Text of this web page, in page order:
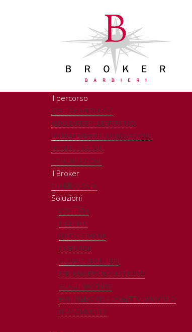
Il percorso
REALTÀ E APPROCCIO
ALDO BARBIERI: L’ESPERIENZA
MICHELE BARBIERI: L’INNOVAZIONE
MISSION E VALORI
COMUNICAZIONE
Il Broker
CHI È E COSA FA
Soluzioni
L'OFFERTA
INCENDIO
FURTO E RAPINA
CYBER RISK
GLOBALE GIOIELLIERI
BBB- BANKERS BLANKET BOND
GUASTI MACCHINE
BENI IN LEASING E OGGETTO DI MUTUI O
FINANZIAMENTO